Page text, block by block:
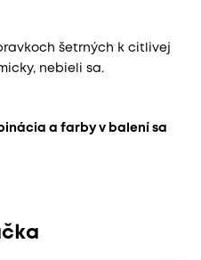
šetrných k citlivej
nebieli sa.
a farby v balení sa